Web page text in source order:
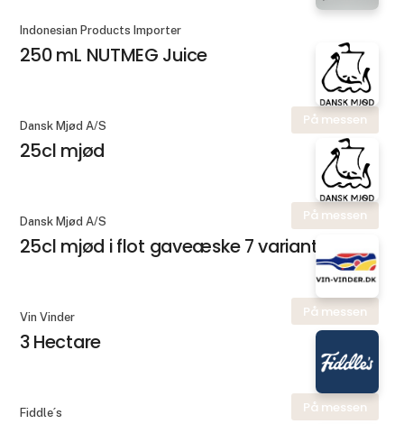
Indonesian Products Importer
250 mL NUTMEG Juice
På messen
Dansk Mjød A/S
25cl mjød
På messen
Dansk Mjød A/S
25cl mjød i flot gaveæske 7 varianter
På messen
Vin Vinder
3 Hectare
På messen
Fiddle´s